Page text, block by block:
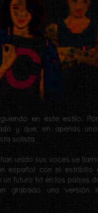
en este estilo.
y que, en apenas
solista.
unido sus voces se
español con el
futuro hit en los países
grabado una